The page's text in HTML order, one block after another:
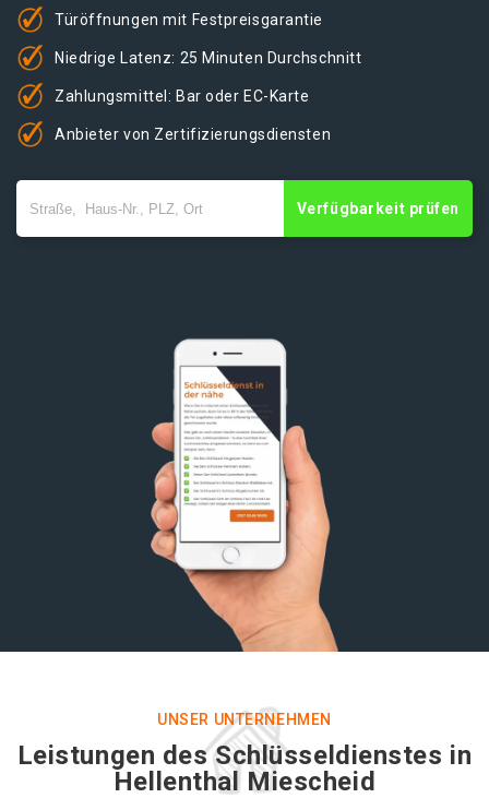
Türöffnungen mit Festpreisgarantie
Niedrige Latenz: 25 Minuten Durchschnitt
Zahlungsmittel: Bar oder EC-Karte
Anbieter von Zertifizierungsdiensten
Verfügbarkeit prüfen
UNSER UNTERNEHMEN
Leistungen des Schlüsseldienstes in
Hellenthal Miescheid